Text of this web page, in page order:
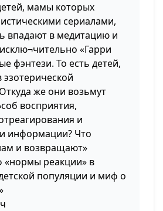
мамы которых
сериалами,
впадают в медитацию и
«Гарри
фэнтези. То есть детей,
же они возьмут
восприятия,
и
информации? Что
и возвращают»
«нормы реакции» в
популяции и миф о